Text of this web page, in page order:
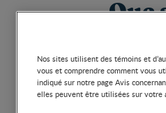
Que
Nos sites utilisent des témoins et
vous et comprendre comment vous
indiqué sur notre page Avis
elles peuvent être utilisées sur votre